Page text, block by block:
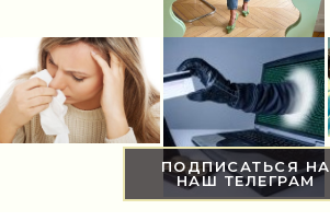
ПОДПИСАТЬСЯ НА
НАШ ТЕЛЕГРАМ